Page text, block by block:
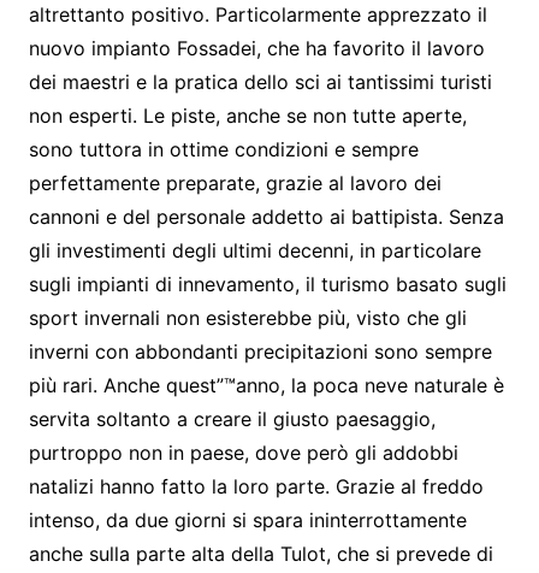
altrettanto positivo. Particolarmente apprezzato il
nuovo impianto Fossadei, che ha favorito il lavoro
dei maestri e la pratica dello sci ai tantissimi turisti
non esperti. Le piste, anche se non tutte aperte,
sono tuttora in ottime condizioni e sempre
perfettamente preparate, grazie al lavoro dei
cannoni e del personale addetto ai battipista. Senza
gli investimenti degli ultimi decenni, in particolare
sugli impianti di innevamento, il turismo basato sugli
sport invernali non esisterebbe più, visto che gli
inverni con abbondanti precipitazioni sono sempre
più rari. Anche quest”™anno, la poca neve naturale è
servita soltanto a creare il giusto paesaggio,
purtroppo non in paese, dove però gli addobbi
natalizi hanno fatto la loro parte. Grazie al freddo
intenso, da due giorni si spara ininterrottamente
anche sulla parte alta della Tulot, che si prevede di